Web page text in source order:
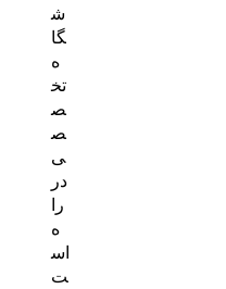
ش
گا
ه
تخ
ص
ص
ی
در
را
ه
اس
ت